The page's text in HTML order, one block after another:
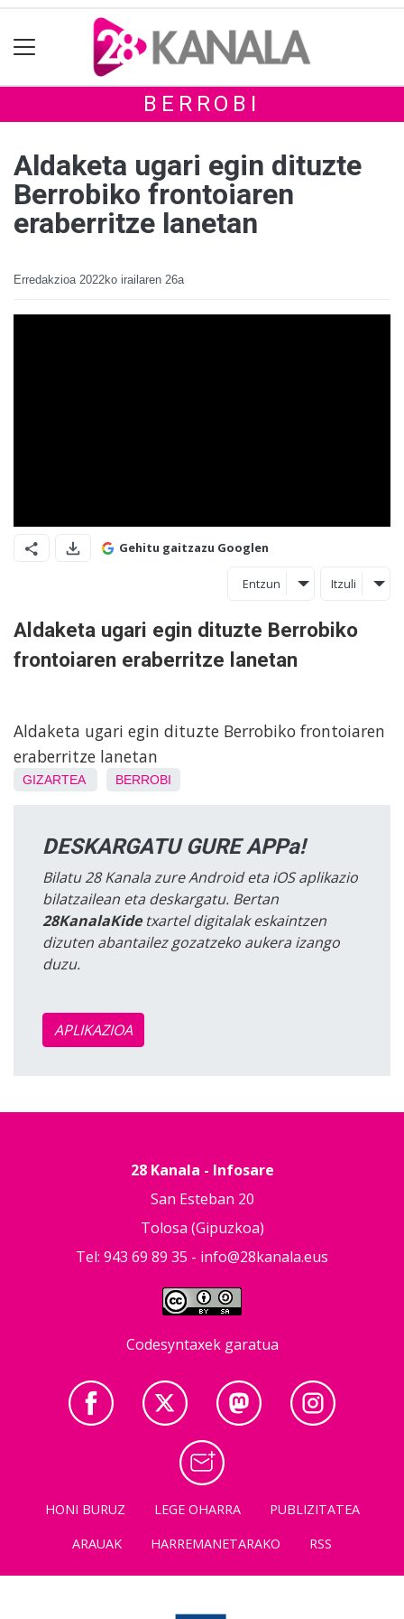
BERROBI
Aldaketa ugari egin dituzte
Berrobiko frontoiaren
eraberritze lanetan
Erredakzioa 2022ko irailaren 26a
Gehitu gaitzazu Googlen
Entzun Itzuli
Aldaketa ugari egin dituzte Berrobiko
frontoiaren eraberritze lanetan
Aldaketa ugari egin dituzte Berrobiko frontoiaren
eraberritze lanetan
GIZARTEA BERROBI
DESKARGATU GURE APPa!
Bilatu 28 Kanala zure Android eta iOS aplikazio
bilatzailean eta deskargatu. Bertan
28KanalaKidetxartel digitalak eskaintzen
dizuten abantailez gozatzeko aukera izango
duzu.
APLIKAZIOA
28 Kanala - Infosare
San Esteban 20
Tolosa (Gipuzkoa)
Tel: 943 69 89 35 - info@28kanala.eus
Codesyntaxek garatua
HONI BURUZ LEGE OHARRA
PUBLIZITATEA
ARAUAK
HARREMANETARAKO RSS